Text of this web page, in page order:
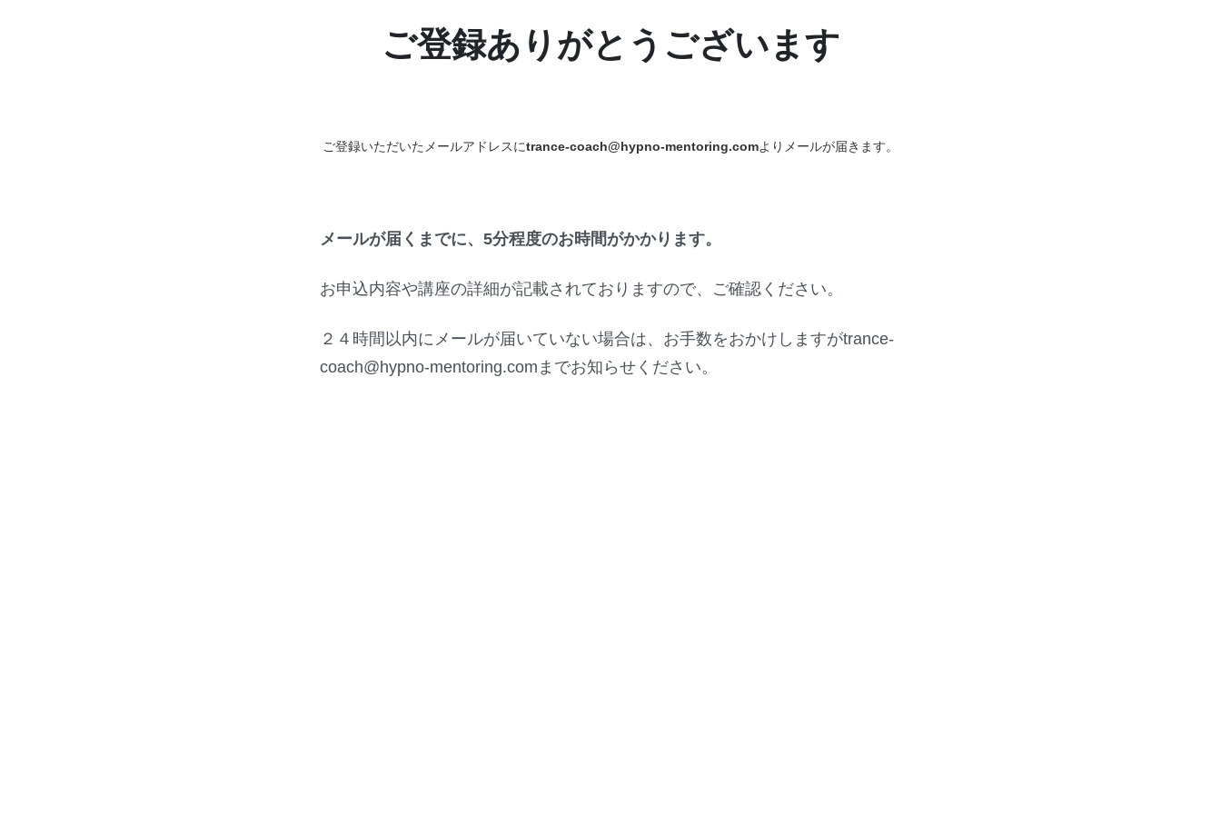
ご登録ありがとうございます
ご登録いただいたメールアドレスにtrance-coach@hypno-mentoring.comよりメールが届きます。
メールが届くまでに、5分程度のお時間がかかります。
お申込内容や講座の詳細が記載されておりますので、ご確認ください。
２４時間以内にメールが届いていない場合は、お手数をおかけしますがtrance-
coach@hypno-mentoring.comまでお知らせください。